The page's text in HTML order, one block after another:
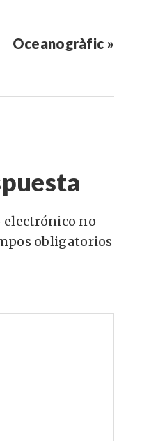
Oceanogràfic »
electrónico no
obligatorios